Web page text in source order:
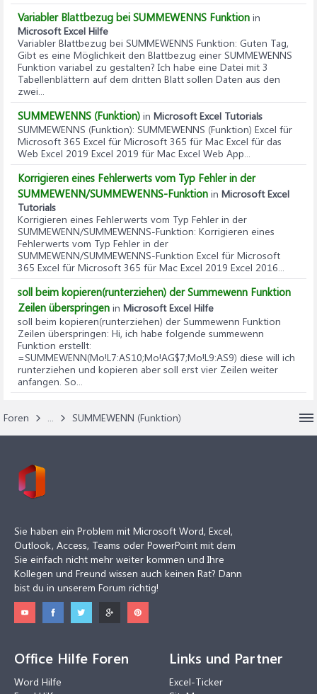
Variabler Blattbezug bei SUMMEWENNS Funktion in
Microsoft Excel Hilfe
Variabler Blattbezug bei SUMMEWENNS Funktion: Guten Tag,
Gibt es eine Möglichkeit den Blattbezug einer SUMMEWENNS
Funktion variabel zu gestalten? Ich habe eine Datei mit 3
Tabellenblättern auf dem dritten Blatt sollen Daten aus den
zwei...
SUMMEWENNS (Funktion) in Microsoft Excel Tutorials
SUMMEWENNS (Funktion): SUMMEWENNS (Funktion) Excel für
Microsoft 365 Excel für Microsoft 365 für Mac Excel für das
Web Excel 2019 Excel 2019 für Mac Excel Web App...
Korrigieren eines Fehlerwerts vom Typ Fehler in der
SUMMEWENN/SUMMEWENNS-Funktion in Microsoft Excel
Tutorials
Korrigieren eines Fehlerwerts vom Typ Fehler in der
SUMMEWENN/SUMMEWENNS-Funktion: Korrigieren eines
Fehlerwerts vom Typ Fehler in der
SUMMEWENN/SUMMEWENNS-Funktion Excel für Microsoft
365 Excel für Microsoft 365 für Mac Excel 2019 Excel 2016...
soll beim kopieren(runterziehen) der Summewenn Funktion
Zeilen überspringen in Microsoft Excel Hilfe
soll beim kopieren(runterziehen) der Summewenn Funktion
Zeilen überspringen: Hi, ich habe folgende summewenn
Funktion erstellt:
=SUMMEWENN(Mo!L7:AS10;Mo!AG$7;Mo!L9:AS9) diese will ich
runterziehen und kopieren aber soll erst vier Zeilen weiter
anfangen. So...
Foren ... SUMMEWENN (Funktion)
Sie haben ein Problem mit Microsoft Word, Excel,
Outlook, Access, Teams oder PowerPoint mit dem
Sie einfach nicht mehr weiter kommen und Ihre
Kollegen und Freund wissen auch keinen Rat? Dann
bist du in unserem Forum richtig!
Office Hilfe Foren
Word Hilfe
Links und Partner
Excel-Ticker